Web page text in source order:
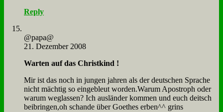
Reply
@papa@
21. Dezember 2008
War­ten auf das Christ­kind !
Mir ist das noch in jun­gen jah­ren als der deut­schen Spra­che
nicht mäch­tig so ein­ge­bleut worden.Warum Apo­stroph oder
war­um weg­las­sen? Ich aus­län­der kom­men und euch deitsch
beibringen,oh schan­de über Goe­thes er­ben^^ grins